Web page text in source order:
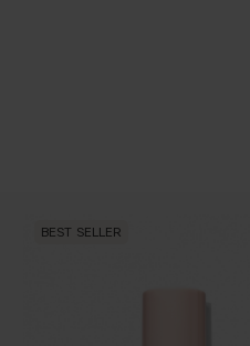
BEST SELLER